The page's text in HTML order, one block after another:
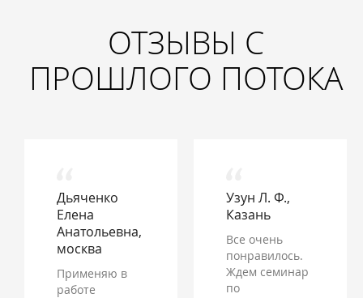
ОТЗЫВЫ С
ПРОШЛОГО ПОТОКА
Дьяченко
Елена
Анатольевна,
москва
Применяю в
работе
Узун Л. Ф.,
Казань
Все очень
понравилось.
Ждем семинар
по